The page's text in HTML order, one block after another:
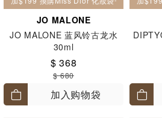
JO MALONE
JO MALONE 蓝风铃古龙水
30ml
$ 368
$ 680
加入购物袋